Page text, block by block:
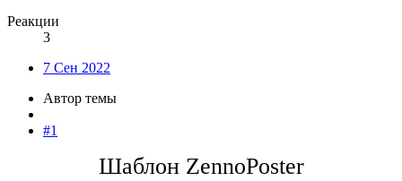
Реакции
3
7 Сен 2022
Автор темы
#1
Шаблон ZennoPoster